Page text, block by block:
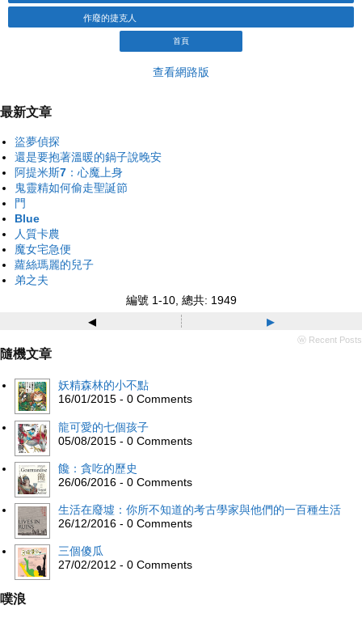
作廢的捷克人
首頁
查看網路版
最新文章
盜夢偵探
還是要抱著溫暖的鍋子說晚安
阿提米斯7：心魔上身
鬼靈精如何偷走聖誕節
門
Blue
人質卡農
魔女宅急便
蘿絲瑪麗的兒子
弟之夫
編號 1-10, 總共: 1949
◂ ▸
ⓦ Recent Posts
隨機文章
妖精森林的小不點
16/01/2015 - 0 Comments
龍可愛的七個孩子
05/08/2015 - 0 Comments
饞：貪吃的歷史
26/06/2016 - 0 Comments
生活在廢墟：你所不知道的考古學家與他們的一百種生活
26/12/2016 - 0 Comments
三個傻瓜
27/02/2012 - 0 Comments
噗浪